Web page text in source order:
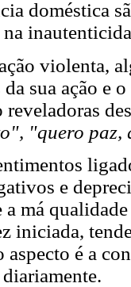
doméstica
na
violenta,
da sua ação e
reveladoras
"quero paz,
e
má qualidade
iniciada,
aspecto é a